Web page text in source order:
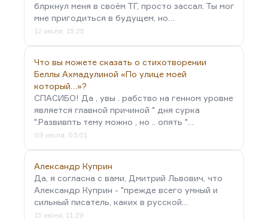
блркнул меня в своём ТГ, просто зассал. Ты мог
мне пригодиться в будущем, но…
12 июля, 15:25
Что вы можете сказать о стихотворении
Беллы Ахмадулиной «По улице моей
который…»?
СПАСИБО! Да , увы . рабство на генном уровне
является главной причиной " дня сурка
".Развивпть тему можно , но .. опять "…
09 июля, 03:01
Александр Куприн
Да, я согласна с вами, Дмитрий Львович, что
Александр Куприн - "прежде всего умный и
сильный писатель, каких в русской…
15 июня, 11:29